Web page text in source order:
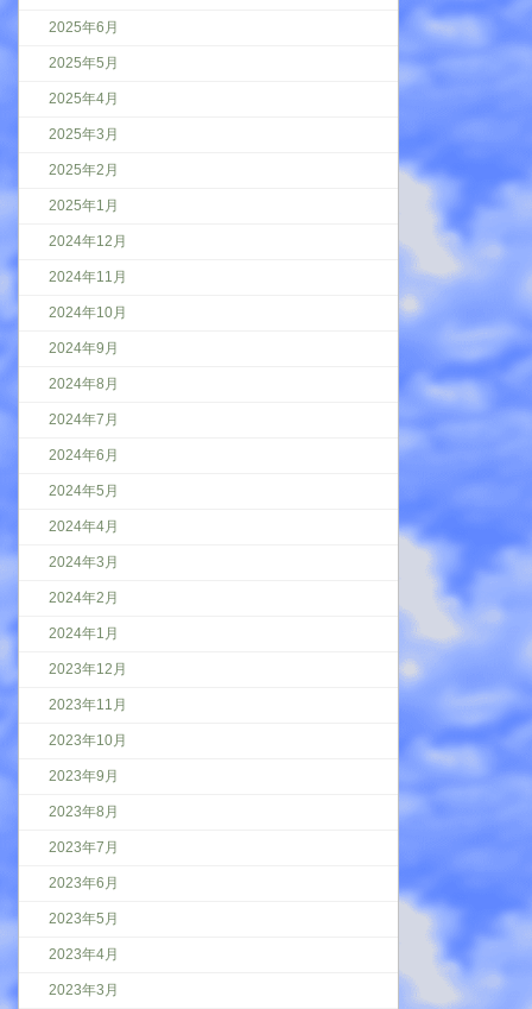
2025年6月
2025年5月
2025年4月
2025年3月
2025年2月
2025年1月
2024年12月
2024年11月
2024年10月
2024年9月
2024年8月
2024年7月
2024年6月
2024年5月
2024年4月
2024年3月
2024年2月
2024年1月
2023年12月
2023年11月
2023年10月
2023年9月
2023年8月
2023年7月
2023年6月
2023年5月
2023年4月
2023年3月